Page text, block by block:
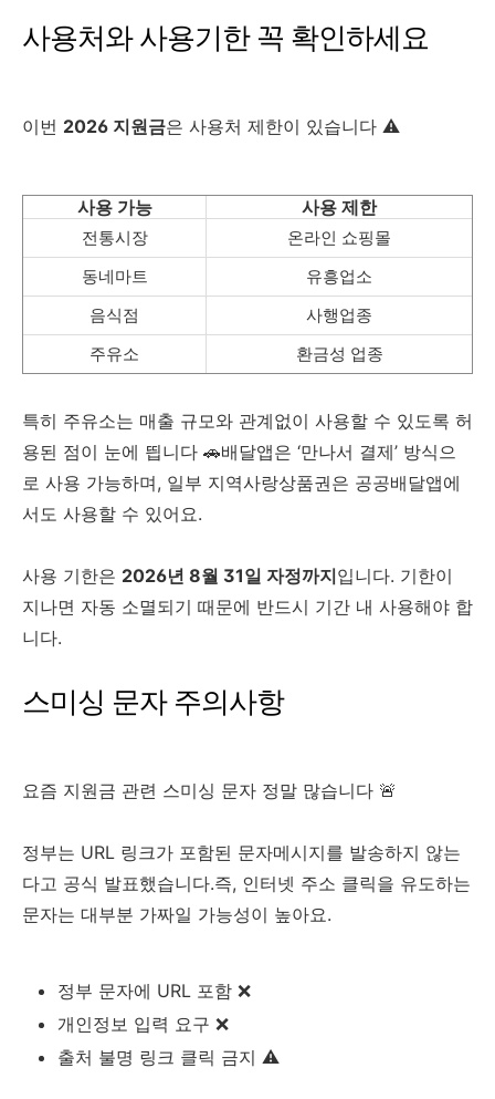
사용처와 사용기한 꼭 확인하세요
이번 2026 지원금은 사용처 제한이 있습니다 ⚠️
사용 가능 사용 제한
전통시장
온라인 쇼핑몰
동네마트
유흥업소
음식점
사행업종
주유소
환금성 업종
특히 주유소는 매출 규모와 관계없이 사용할 수 있도록 허
용된 점이 눈에 띕니다 🚗배달앱은 ‘만나서 결제’ 방식으
로 사용 가능하며, 일부 지역사랑상품권은 공공배달앱에
서도 사용할 수 있어요.
사용 기한은 2026년 8월 31일 자정까지입니다. 기한이
지나면 자동 소멸되기 때문에 반드시 기간 내 사용해야 합
니다.
스미싱 문자 주의사항
요즘 지원금 관련 스미싱 문자 정말 많습니다 🚨
정부는 URL 링크가 포함된 문자메시지를 발송하지 않는
다고 공식 발표했습니다.즉, 인터넷 주소 클릭을 유도하는
문자는 대부분 가짜일 가능성이 높아요.
정부 문자에 URL 포함 ❌
개인정보 입력 요구 ❌
출처 불명 링크 클릭 금지 ⚠️